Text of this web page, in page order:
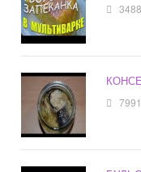
3488
7991